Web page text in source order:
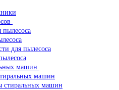
пылесоса
для пылесоса
машин
машин
стиральных машин